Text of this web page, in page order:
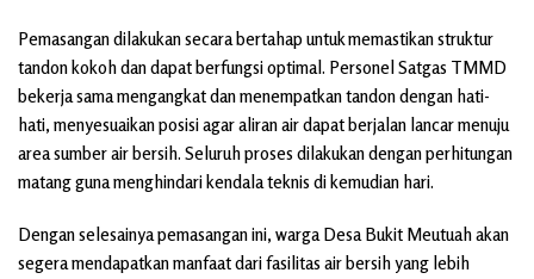
Pemasangan dilakukan secara bertahap untuk memastikan struktur
tandon kokoh dan dapat berfungsi optimal. Personel Satgas TMMD
bekerja sama mengangkat dan menempatkan tandon dengan hati-
hati, menyesuaikan posisi agar aliran air dapat berjalan lancar menuju
area sumber air bersih. Seluruh proses dilakukan dengan perhitungan
matang guna menghindari kendala teknis di kemudian hari.
Dengan selesainya pemasangan ini, warga Desa Bukit Meutuah akan
segera mendapatkan manfaat dari fasilitas air bersih yang lebih